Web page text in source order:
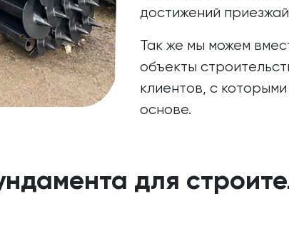
достижений
Так же мы можем
объекты
клиентов, с
основе.
для